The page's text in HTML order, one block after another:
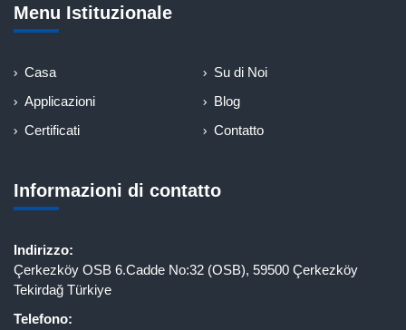
Menu Istituzionale
Casa
Su di Noi
Applicazioni
Blog
Certificati
Contatto
Informazioni di contatto
Indirizzo:
Çerkezköy OSB 6.Cadde No:32 (OSB), 59500 Çerkezköy
Tekirdağ Türkiye
Telefono: